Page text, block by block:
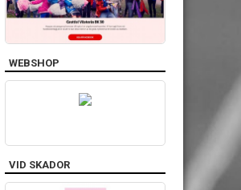
WEBSHOP
VID SKADOR